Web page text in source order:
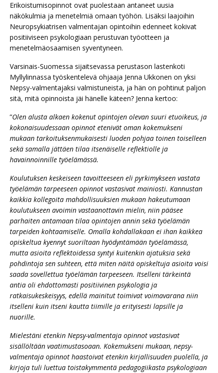
Erikoistumisopinnot ovat puolestaan antaneet uusia
näkökulmia ja menetelmiä omaan työhön. Lisäksi laajoihin
Neuropsykiatrisen valmentajan opintoihin edenneet kokivat
positiiviseen psykologiaan perustuvan työotteen ja
menetelmäosaamisen syventyneen.
Varsinais-Suomessa sijaitsevassa perustason lastenkoti
Myllylinnassa työskentelevä ohjaaja Jenna Ukkonen on yksi
Nepsy-valmentajaksi valmistuneista, ja hän on pohtinut paljon
sitä, mitä opinnoista jäi hänelle käteen? Jenna kertoo:
”Olen alusta alkaen kokenut opintojen olevan suuri etuoikeus, ja
kokonaisuudessaan opinnot etenivät oman kokemukseni
mukaan tarkoituksenmukaisesti luoden pohjaa toinen toiselleen
sekä samalla jättäen tilaa itsenäiselle reflektiolle ja
havainnoinnille työelämässä.
Koulutuksen keskeiseen tavoitteeseen eli pyrkimykseen vastata
työelämän tarpeeseen opinnot vastasivat mainiosti. Kannustan
kaikkia kollegoita mahdollisuuksien mukaan hakeutumaan
koulutukseen avoimin vastaanottavin mielin, niin pääsee
parhaiten antamaan tilaa opintojen annin sekä työelämän
tarpeiden kohtaamiselle. Omalla kohdallakaan ei ihan kaikkea
opiskeltua kyennyt suoriltaan hyödyntämään työelämässä,
mutta asioita reflektoidessa syntyi kuitenkin ajatuksia sekä
pohdintoja sen suhteen, että miten näitä opiskeltuja asioita voisi
saada sovellettua työelämän tarpeeseen. Itselleni tärkeintä
antia oli ehdottomasti positiivinen psykologia ja
ratkaisukeskeisyys, edellä mainitut toimivat voimavarana niin
itselleni kuin itseni kautta tiimille ja erityisesti lapsille ja
nuorille.
Mielestäni etenkin Nepsy-valmentaja opinnot vastasivat
sisällöltään vaatimustasoaan. Kokemukseni mukaan, nepsy-
valmentaja opinnot haastoivat etenkin kirjallisuuden puolella, ja
kirjoja tuli luettua toistakymmentä pedagogiikasta psykologiaan